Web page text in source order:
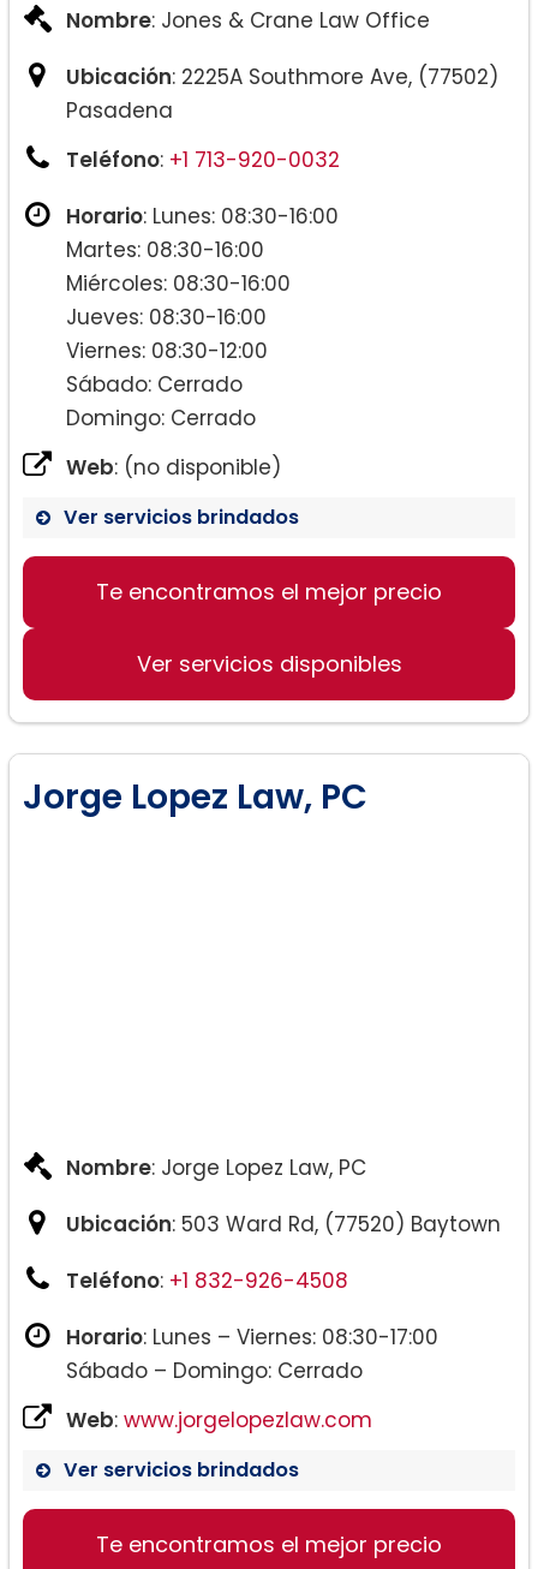
Nombre: Jones & Crane Law Office
Ubicación: 2225A Southmore Ave, (77502)
Pasadena
Teléfono: +1 713-920-0032
Horario: Lunes: 08:30-16:00
Martes: 08:30-16:00
Miércoles: 08:30-16:00
Jueves: 08:30-16:00
Viernes: 08:30-12:00
Sábado: Cerrado
Domingo: Cerrado
Web: (no disponible)
Ver servicios brindados
Te encontramos el mejor precio
Ver servicios disponibles
Jorge Lopez Law, PC
Nombre: Jorge Lopez Law, PC
Ubicación: 503 Ward Rd, (77520) Baytown
Teléfono: +1 832-926-4508
Horario: Lunes – Viernes: 08:30-17:00
Sábado – Domingo: Cerrado
Web: www.jorgelopezlaw.com
Ver servicios brindados
Te encontramos el mejor precio